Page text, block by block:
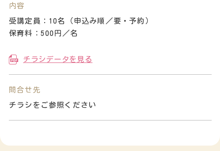
内容
受講定員：10名（申込み順／要・予約）
保育料：500円／名
チラシデータを見る
問合せ先
チラシをご参照ください